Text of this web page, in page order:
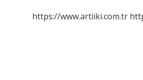
https://www.artiiki.com.tr